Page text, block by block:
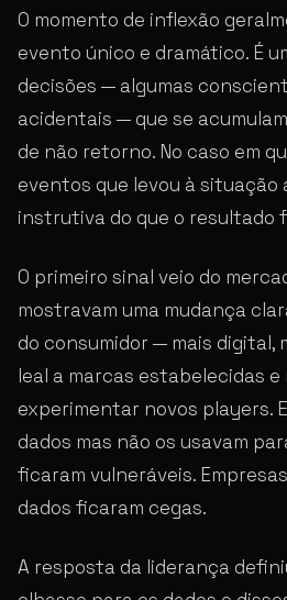
O momento de inflexão
evento único e dramático. É
decisões — algumas
acidentais — que se
de não retorno. No caso em
eventos que levou à situação
instrutiva do que o resultado
O primeiro sinal veio do
mostravam uma mudança
do consumidor — mais digital,
leal a marcas estabelecidas
experimentar novos players.
dados mas não os usavam
ficaram vulneráveis.
dados ficaram cegas.
A resposta da liderança